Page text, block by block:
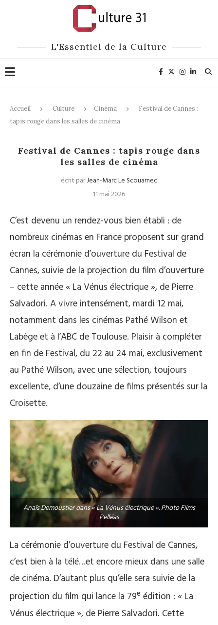
L'Essentiel de la Culture
Accueil Culture Cinéma
Festival de Cannes :
tapis rouge dans les salles de cinéma
Festival de Cannes : tapis rouge dans
les salles de cinéma
écrit parJean-Marc Le Scouarnec
11 mai 2026
C’est devenu un rendez-vous bien établi : de
nombreux cinémas en France proposent sur grand
écran la cérémonie d’ouverture du Festival de
Cannes, suivie de la projection du film d’ouverture
– cette année « La Vénus électrique », de Pierre
Salvadori. A vivre intensément, mardi 12 mai,
notamment dans les cinémas Pathé Wilson et
Labège et à l’ABC de Toulouse. Plaisir à compléter
en fin de Festival, du 22 au 24 mai, exclusivement
au Pathé Wilson, avec une sélection, toujours
excellente, d’une douzaine de films présentés sur la
Croisette.
Anaïs Demoustier dans « La Vénus électrique ». Photo Films
Pelléas
La cérémonie d’ouverture du Festival de Cannes,
c’est bien à la télé…et encore mieux dans une salle
de cinéma. D’autant plus qu’elle sera suivie de la
projection du film qui lance la 79e édition : « La
Vénus électrique », de Pierre Salvadori. Cette